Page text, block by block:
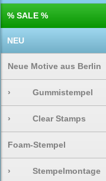
% SALE %
NEU
Neue Motive aus Berlin
› Gummistempel
› Clear Stamps
Foam-Stempel
› Stempelmontage